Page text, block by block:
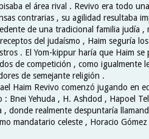
el área rival . Revivo era todo
contrarias , su agilidad resultaba
de una tradicional familia judía ,
del judaísmo , Haim seguría
. El Yom-kippur haría que Haim se
de competición , como igualmente
de semejante religión .
Haim Revivo comenzó jugando en
: Bnei Yehuda , H. Ashdod , Hapoel
, donde realmente despuntaría
mandatario celeste , Horacio Gómez